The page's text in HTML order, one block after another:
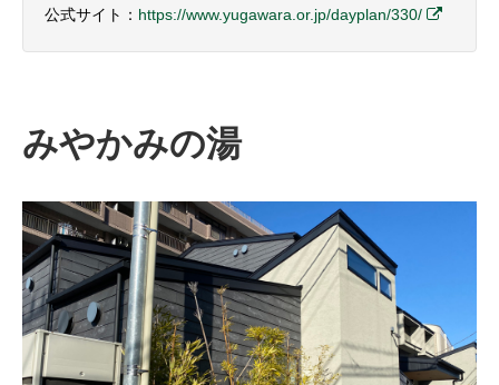
公式サイト： https://www.yugawara.or.jp/dayplan/330/
みやかみの湯